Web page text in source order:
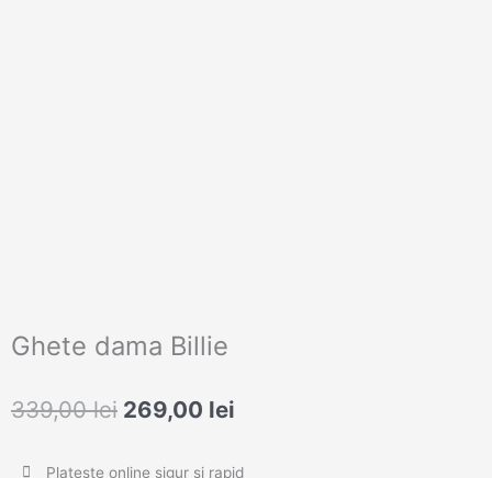
Ghete dama Billie
339,00lei Prețul
269,00 lei
Plateste online sigur si rapid